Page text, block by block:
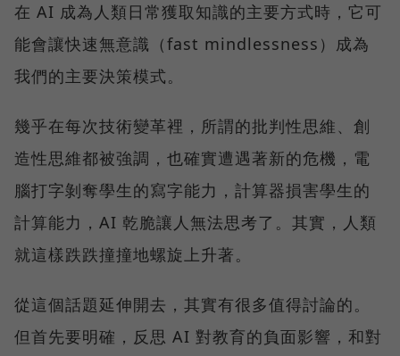
在 AI 成為人類日常獲取知識的主要方式時，它可
能會讓快速無意識（fast mindlessness）成為
我們的主要決策模式。
幾乎在每次技術變革裡，所謂的批判性思維、創
造性思維都被強調，也確實遭遇著新的危機，電
腦打字剝奪學生的寫字能力，計算器損害學生的
計算能力，AI 乾脆讓人無法思考了。其實，人類
就這樣跌跌撞撞地螺旋上升著。
從這個話題延伸開去，其實有很多值得討論的。
但首先要明確，反思 AI 對教育的負面影響，和對